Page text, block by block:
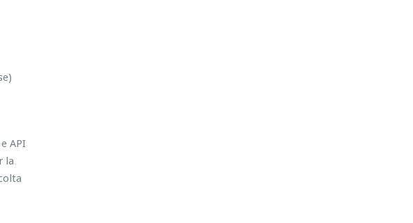
API
la